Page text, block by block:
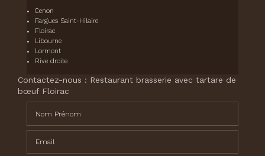
Cenon
Fargues Saint-Hilaire
Floirac
Libourne
Lormont
Rive droite
Contactez-nous : Restaurant brasserie avec tartare de
bœuf Floirac